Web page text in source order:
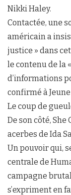
Nikki Haley.
Contactée, une
américain a
justice » dans
le contenu de la
d’informations
confirmé à
Le coup de
De son côté,
acerbes de Ida
Un pouvoir qui,
centrale de
campagne
s’expriment en